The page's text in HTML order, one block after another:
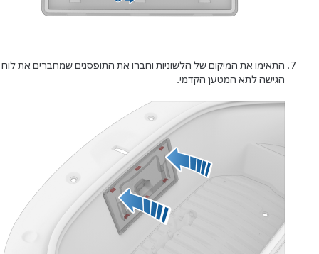
התאימו את המיקום של הלשוניות וחברו את התופסנים שמחברים את לוח
הגישה לתא המטען הקדמי.